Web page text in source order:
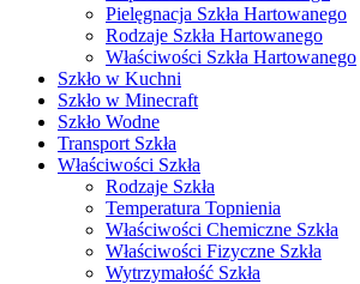
Pielęgnacja Szkła Hartowanego
Rodzaje Szkła Hartowanego
Właściwości Szkła Hartowanego
Szkło w Kuchni
Szkło w Minecraft
Szkło Wodne
Transport Szkła
Właściwości Szkła
Rodzaje Szkła
Temperatura Topnienia
Właściwości Chemiczne Szkła
Właściwości Fizyczne Szkła
Wytrzymałość Szkła